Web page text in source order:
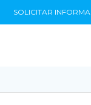
to
SOLICITAR